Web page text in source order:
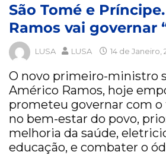
São Tomé e
Ramos vai governar
LUSA LUSA 14 de Janeiro,
O novo primeiro-ministro
Américo Ramos, hoje
prometeu governar com o
no bem-estar do povo,
melhoria da saúde,
educação, e combater o